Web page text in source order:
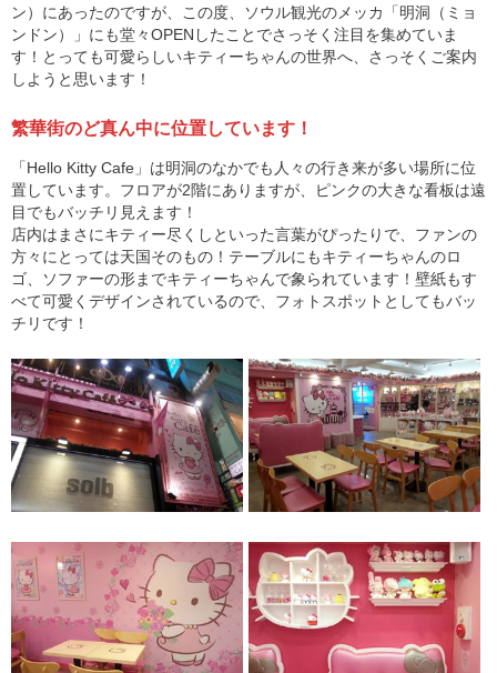
ン）にあったのですが、この度、ソウル観光のメッカ「明洞（ミョ
ンドン）」にも堂々OPENしたことでさっそく注目を集めていま
す！とっても可愛らしいキティーちゃんの世界へ、さっそくご案内
しようと思います！
繁華街のど真ん中に位置しています！
「Hello Kitty Cafe」は明洞のなかでも人々の行き来が多い場所に位
置しています。フロアが2階にありますが、ピンクの大きな看板は遠
目でもバッチリ見えます！
店内はまさにキティー尽くしといった言葉がぴったりで、ファンの
方々にとっては天国そのもの！テーブルにもキティーちゃんのロ
ゴ、ソファーの形までキティーちゃんで象られています！壁紙もす
べて可愛くデザインされているので、フォトスポットとしてもバッ
チリです！